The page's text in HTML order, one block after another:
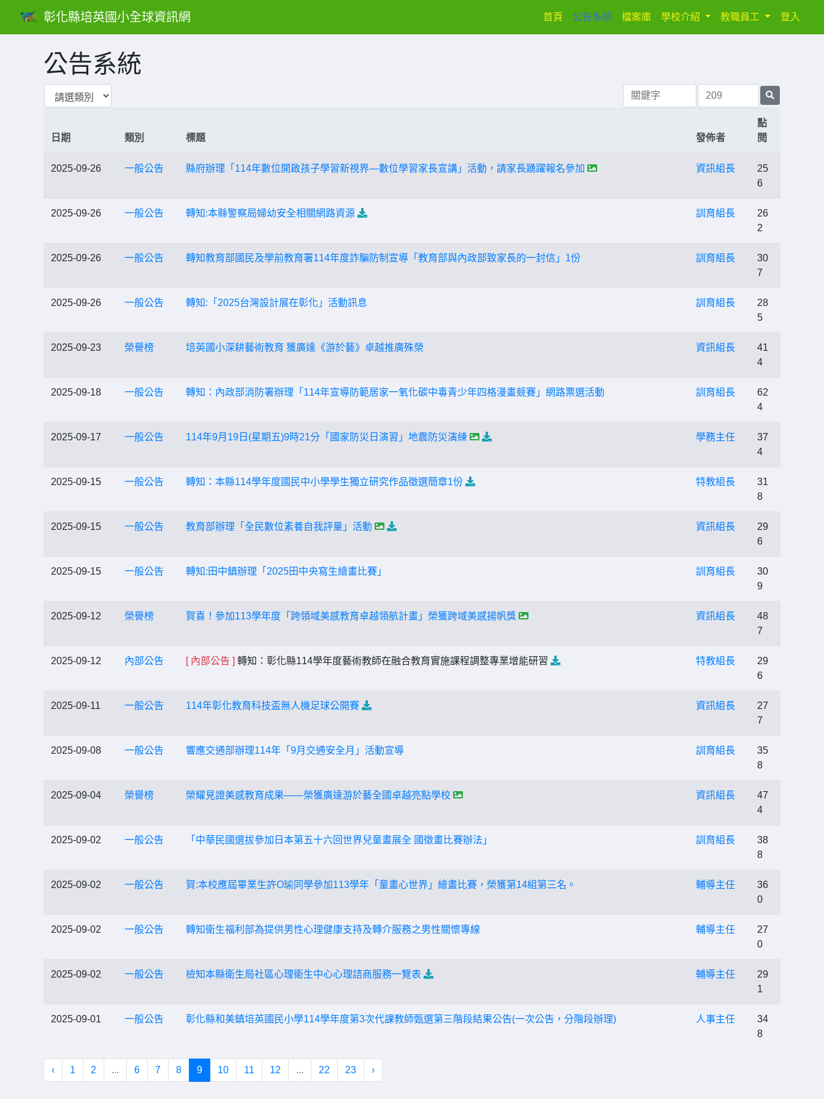
彰化縣培英國小全球資訊網 首頁(current)
公告系統 檔案庫 學校介紹 教職員工 登入
公告系統
日期 類別 標題 發佈者
點
閱
2025-09-26 一般公告 縣府辦理「114年數位開啟孩子學習新視界—數位學習家長宣講」活動，請家長踴躍報名參加 資訊組長
25
6
2025-09-26 一般公告 轉知:本縣警察局婦幼安全相關網路資源 訓育組長
26
2
2025-09-26 一般公告 轉知教育部國民及學前教育署114年度詐騙防制宣導「教育部與內政部致家長的一封信」1份 訓育組長
30
7
2025-09-26 一般公告 轉知:「2025台灣設計展在彰化」活動訊息 訓育組長
28
5
2025-09-23 榮譽榜 培英國小深耕藝術教育 獲廣達《游於藝》卓越推廣殊榮 資訊組長
41
4
2025-09-18 一般公告 轉知：內政部消防署辦理「114年宣導防範居家一氧化碳中毒青少年四格漫畫競賽」網路票選活動 訓育組長
62
4
2025-09-17 一般公告 114年9月19日(星期五)9時21分「國家防災日演習」地震防災演練 學務主任
37
4
2025-09-15 一般公告 轉知：本縣114學年度國民中小學學生獨立研究作品徵選簡章1份 特教組長
31
8
2025-09-15 一般公告 教育部辦理「全民數位素養自我評量」活動 資訊組長
29
6
2025-09-15 一般公告 轉知:田中鎮辦理「2025田中央寫生繪畫比賽」 訓育組長
30
9
2025-09-12 榮譽榜 賀喜！參加113學年度「跨領域美感教育卓越領航計畫」榮獲跨域美感揚帆獎 資訊組長
48
7
2025-09-12 內部公告 [ 內部公告 ] 轉知：彰化縣114學年度藝術教師在融合教育實施課程調整專業增能研習 特教組長
29
6
2025-09-11 一般公告 114年彰化教育科技盃無人機足球公開賽 資訊組長
27
7
2025-09-08 一般公告 響應交通部辦理114年「9月交通安全月」活動宣導 訓育組長
35
8
2025-09-04 榮譽榜 榮耀見證美感教育成果——榮獲廣達游於藝全國卓越亮點學校 資訊組長
47
4
2025-09-02 一般公告 「中華民國選拔參加日本第五十六回世界兒童畫展全 國徵畫比賽辦法」 訓育組長
38
8
2025-09-02 一般公告 賀:本校應屆畢業生許O瑜同學參加113學年「童畫心世界」繪畫比賽，榮獲第14組第三名。 輔導主任
36
0
2025-09-02 一般公告 轉知衛生福利部為提供男性心理健康支持及轉介服務之男性關懷專線 輔導主任
27
0
2025-09-02 一般公告 檢知本縣衛生局社區心理衛生中心心理諮商服務一覽表 輔導主任
29
1
2025-09-01 一般公告 彰化縣和美鎮培英國民小學114學年度第3次代課教師甄選第三階段結果公告(一次公告，分階段辦理) 人事主任
34
8
‹ 1 2 ... 6 7 8 9 10 11 12 ... 22 23 ›